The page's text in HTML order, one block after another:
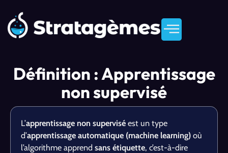
Définition : Apprentissage
non supervisé
L’apprentissage non supervisé est un type
d’apprentissage automatique (machine learning) où
l’algorithme apprend sans étiquette, c’est-à-dire